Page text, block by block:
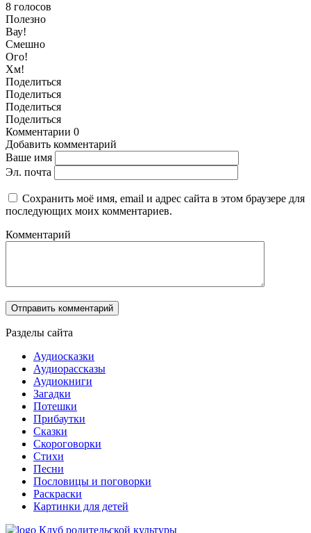
8 голосов
Полезно
Вау!
Смешно
Ого!
Хм!
Поделиться
Поделиться
Поделиться
Поделиться
Комментарии 0
Добавить комментарий
Ваше имя
Эл. почта
Сохранить моё имя, email и адрес сайта в этом браузере для
последующих моих комментариев.
Комментарий
Разделы сайта
Аудиосказки
Аудиорассказы
Аудиокниги
Загадки
Потешки
Прибаутки
Сказки
Скороговорки
Стихи
Песни
Пословицы и поговорки
Раскраски
Картинки для детей
Клуб родительской культуры